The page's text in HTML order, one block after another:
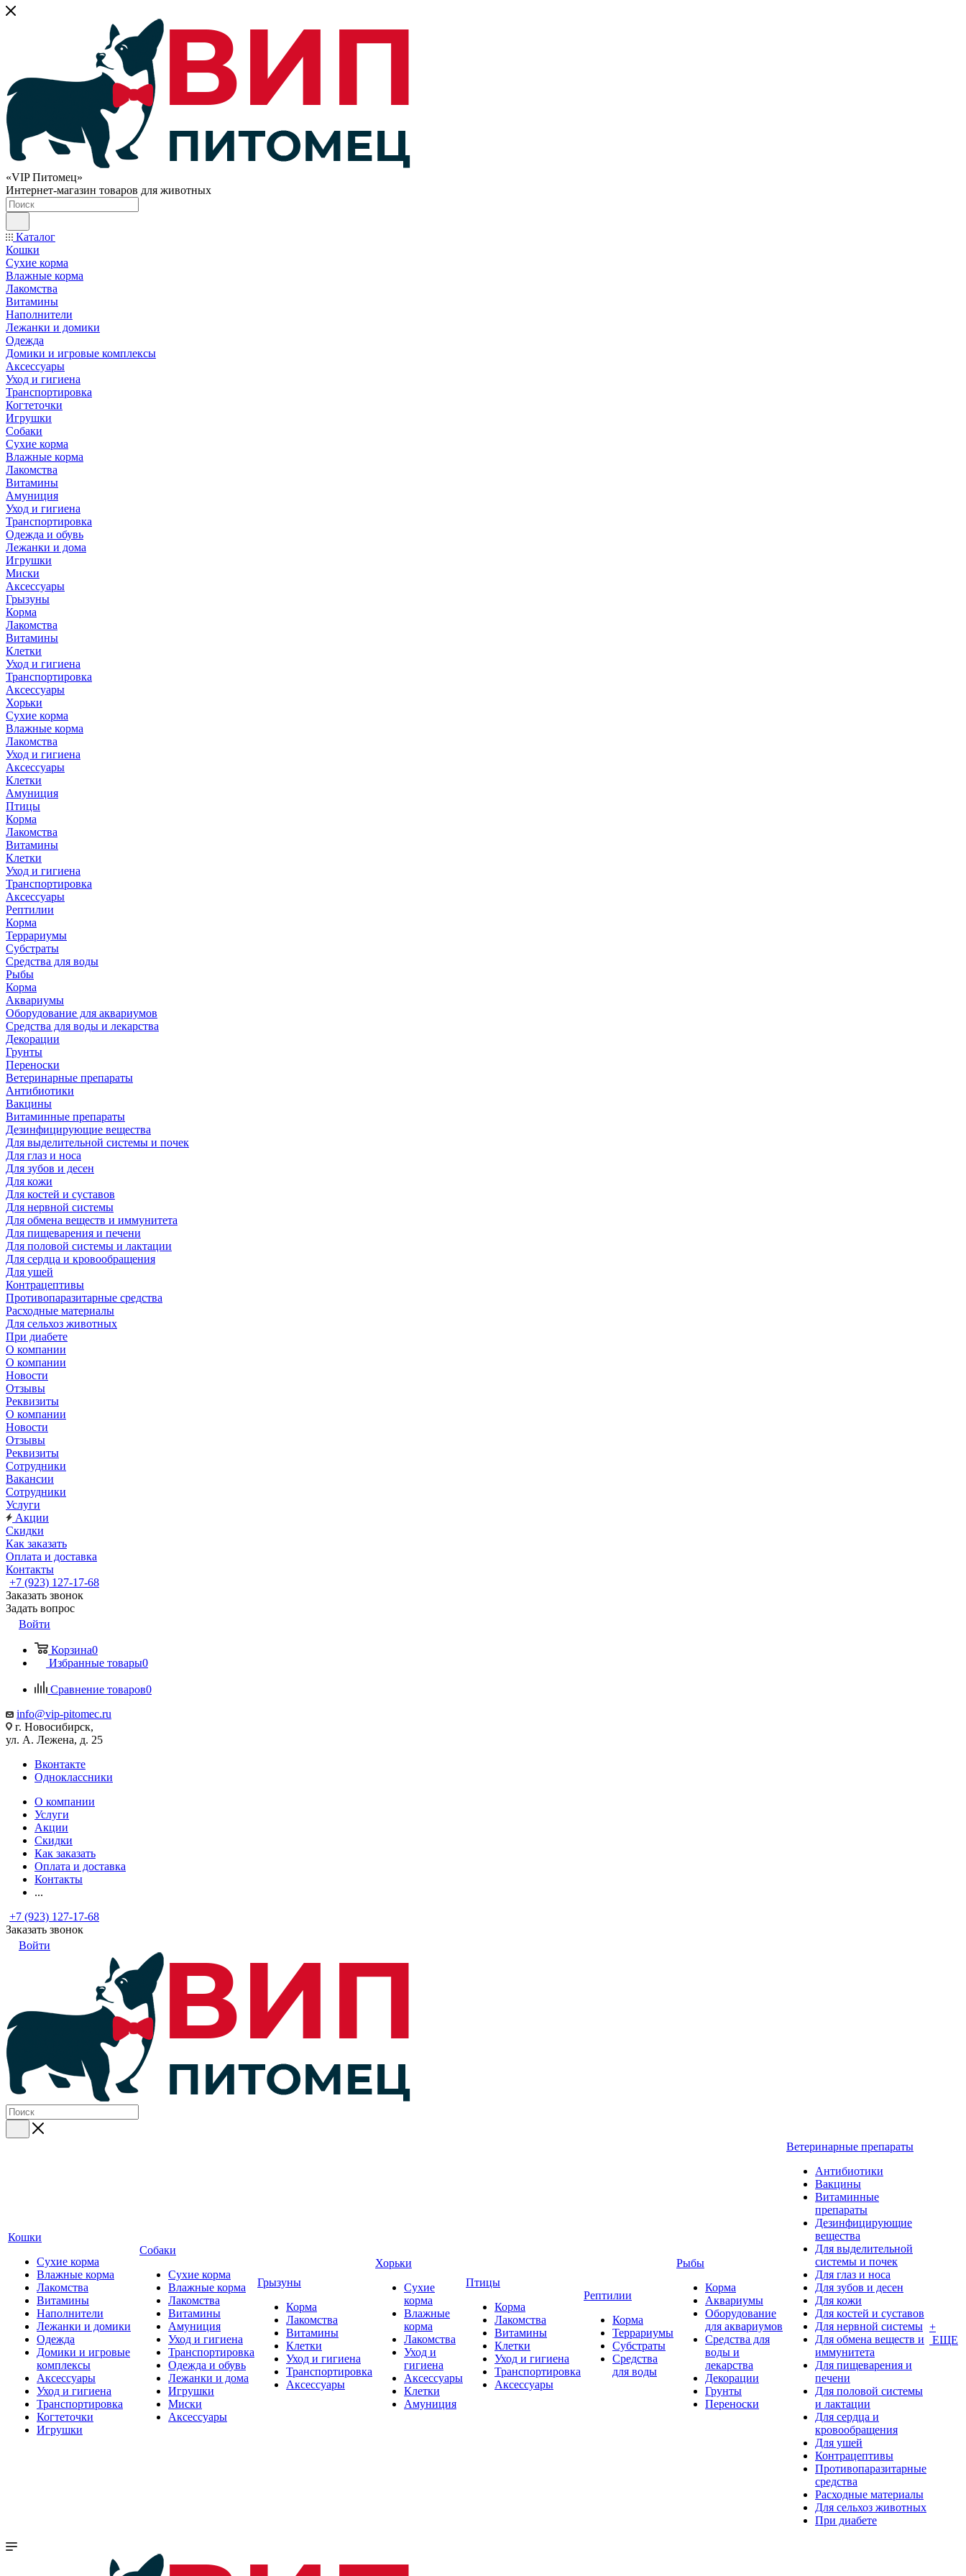
«VIP Питомец»
Интернет-магазин товаров для животных
Каталог
Кошки
Сухие корма
Влажные корма
Лакомства
Витамины
Наполнители
Лежанки и домики
Одежда
Домики и игровые комплексы
Аксессуары
Уход и гигиена
Транспортировка
Когтеточки
Игрушки
Собаки
Сухие корма
Влажные корма
Лакомства
Витамины
Амуниция
Уход и гигиена
Транспортировка
Одежда и обувь
Лежанки и дома
Игрушки
Миски
Аксессуары
Грызуны
Корма
Лакомства
Витамины
Клетки
Уход и гигиена
Транспортировка
Аксессуары
Хорьки
Сухие корма
Влажные корма
Лакомства
Уход и гигиена
Аксессуары
Клетки
Амуниция
Птицы
Корма
Лакомства
Витамины
Клетки
Уход и гигиена
Транспортировка
Аксессуары
Рептилии
Корма
Террариумы
Субстраты
Средства для воды
Рыбы
Корма
Аквариумы
Оборудование для аквариумов
Средства для воды и лекарства
Декорации
Грунты
Переноски
Ветеринарные препараты
Антибиотики
Вакцины
Витаминные препараты
Дезинфицирующие вещества
Для выделительной системы и почек
Для глаз и носа
Для зубов и десен
Для кожи
Для костей и суставов
Для нервной системы
Для обмена веществ и иммунитета
Для пищеварения и печени
Для половой системы и лактации
Для сердца и кровообращения
Для ушей
Контрацептивы
Противопаразитарные средства
Расходные материалы
Для сельхоз животных
При диабете
О компании
О компании
Новости
Отзывы
Реквизиты
О компании
Новости
Отзывы
Реквизиты
Сотрудники
Вакансии
Сотрудники
Услуги
Акции
Скидки
Как заказать
Оплата и доставка
Контакты
+7 (923) 127-17-68
Заказать звонок
Задать вопрос
Войти
Корзина0
Избранные товары0
Сравнение товаров0
info@vip-pitomec.ru
г. Новосибирск,
ул. А. Лежена, д. 25
Вконтакте
Одноклассники
О компании
Услуги
Акции
Скидки
Как заказать
Оплата и доставка
Контакты
...
+7 (923) 127-17-68
Заказать звонок
Войти
Кошки
Сухие корма
Влажные корма
Лакомства
Витамины
Наполнители
Лежанки и домики
Одежда
Домики и игровые
комплексы
Аксессуары
Уход и гигиена
Транспортировка
Когтеточки
Игрушки
Собаки
Сухие корма
Влажные корма
Лакомства
Витамины
Амуниция
Уход и гигиена
Транспортировка
Одежда и обувь
Лежанки и дома
Игрушки
Миски
Аксессуары
Грызуны
Корма
Лакомства
Витамины
Клетки
Уход и гигиена
Транспортировка
Аксессуары
Хорьки
Сухие
корма
Влажные
корма
Лакомства
Уход и
гигиена
Аксессуары
Клетки
Амуниция
Птицы
Корма
Лакомства
Витамины
Клетки
Уход и гигиена
Транспортировка
Аксессуары
Рептилии
Корма
Террариумы
Субстраты
Средства
для воды
Рыбы
Корма
Аквариумы
Оборудование
для аквариумов
Средства для
воды и
лекарства
Декорации
Грунты
Переноски
Ветеринарные препараты
Антибиотики
Вакцины
Витаминные
препараты
Дезинфицирующие
вещества
Для выделительной
системы и почек
Для глаз и носа
Для зубов и десен
Для кожи
Для костей и суставов
Для нервной системы
Для обмена веществ и
иммунитета
Для пищеварения и
печени
Для половой системы
и лактации
Для сердца и
кровообращения
Для ушей
Контрацептивы
Противопаразитарные
средства
Расходные материалы
Для сельхоз животных
При диабете
+
ЕЩЕ